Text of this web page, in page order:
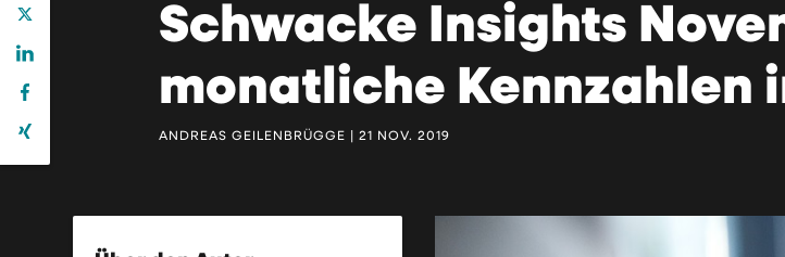
Schwacke Insights
monatliche Kennzahlen
ANDREAS GEILENBRÜGGE | 21 NOV. 2019